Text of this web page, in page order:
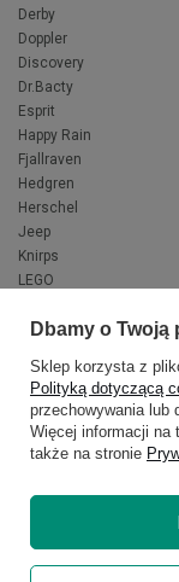
Derby
Doppler
Discovery
Dr.Bacty
Esprit
Happy Rain
Fjallraven
Hedgren
Herschel
Jeep
Knirps
LEGO
National Geographic
Copyright ©
Dbamy o
Sklep korzysta z
Polityką dotyczącą
przechowywania lub
Więcej informacji na
także na stronie